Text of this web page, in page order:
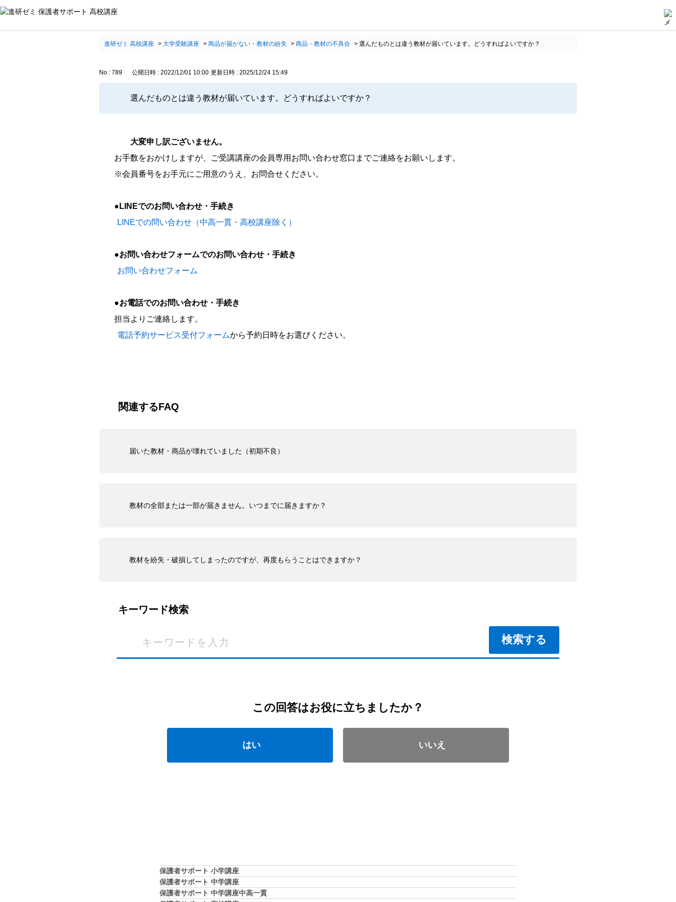
進研ゼミ 高校講座 > 大学受験講座 > 商品が届かない・教材の紛失 > 商品・教材の不具合 > 選んだものとは違う教材が届いています。どうすればよいですか？
No : 789 公開日時 : 2022/12/01 10:00 更新日時 : 2025/12/24 15:49
選んだものとは違う教材が届いています。どうすればよいですか？
大変申し訳ございません。
お手数をおかけしますが、ご受講講座の会員専用お問い合わせ窓口までご連絡をお願いします。
※会員番号をお手元にご用意のうえ、お問合せください。
●LINEでのお問い合わせ・手続き
LINEでの問い合わせ（中高一貫・高校講座除く）
●お問い合わせフォームでのお問い合わせ・手続き
お問い合わせフォーム
●お電話でのお問い合わせ・手続き
担当よりご連絡します。
電話予約サービス受付フォームから予約日時をお選びください。
関連するFAQ
届いた教材・商品が壊れていました（初期不良）
教材の全部または一部が届きません。いつまでに届きますか？
教材を紛失・破損してしまったのですが、再度もらうことはできますか？
キーワード検索
この回答はお役に立ちましたか？
はい いいえ
保護者サポート 小学講座
保護者サポート 中学講座
保護者サポート 中学講座中高一貫